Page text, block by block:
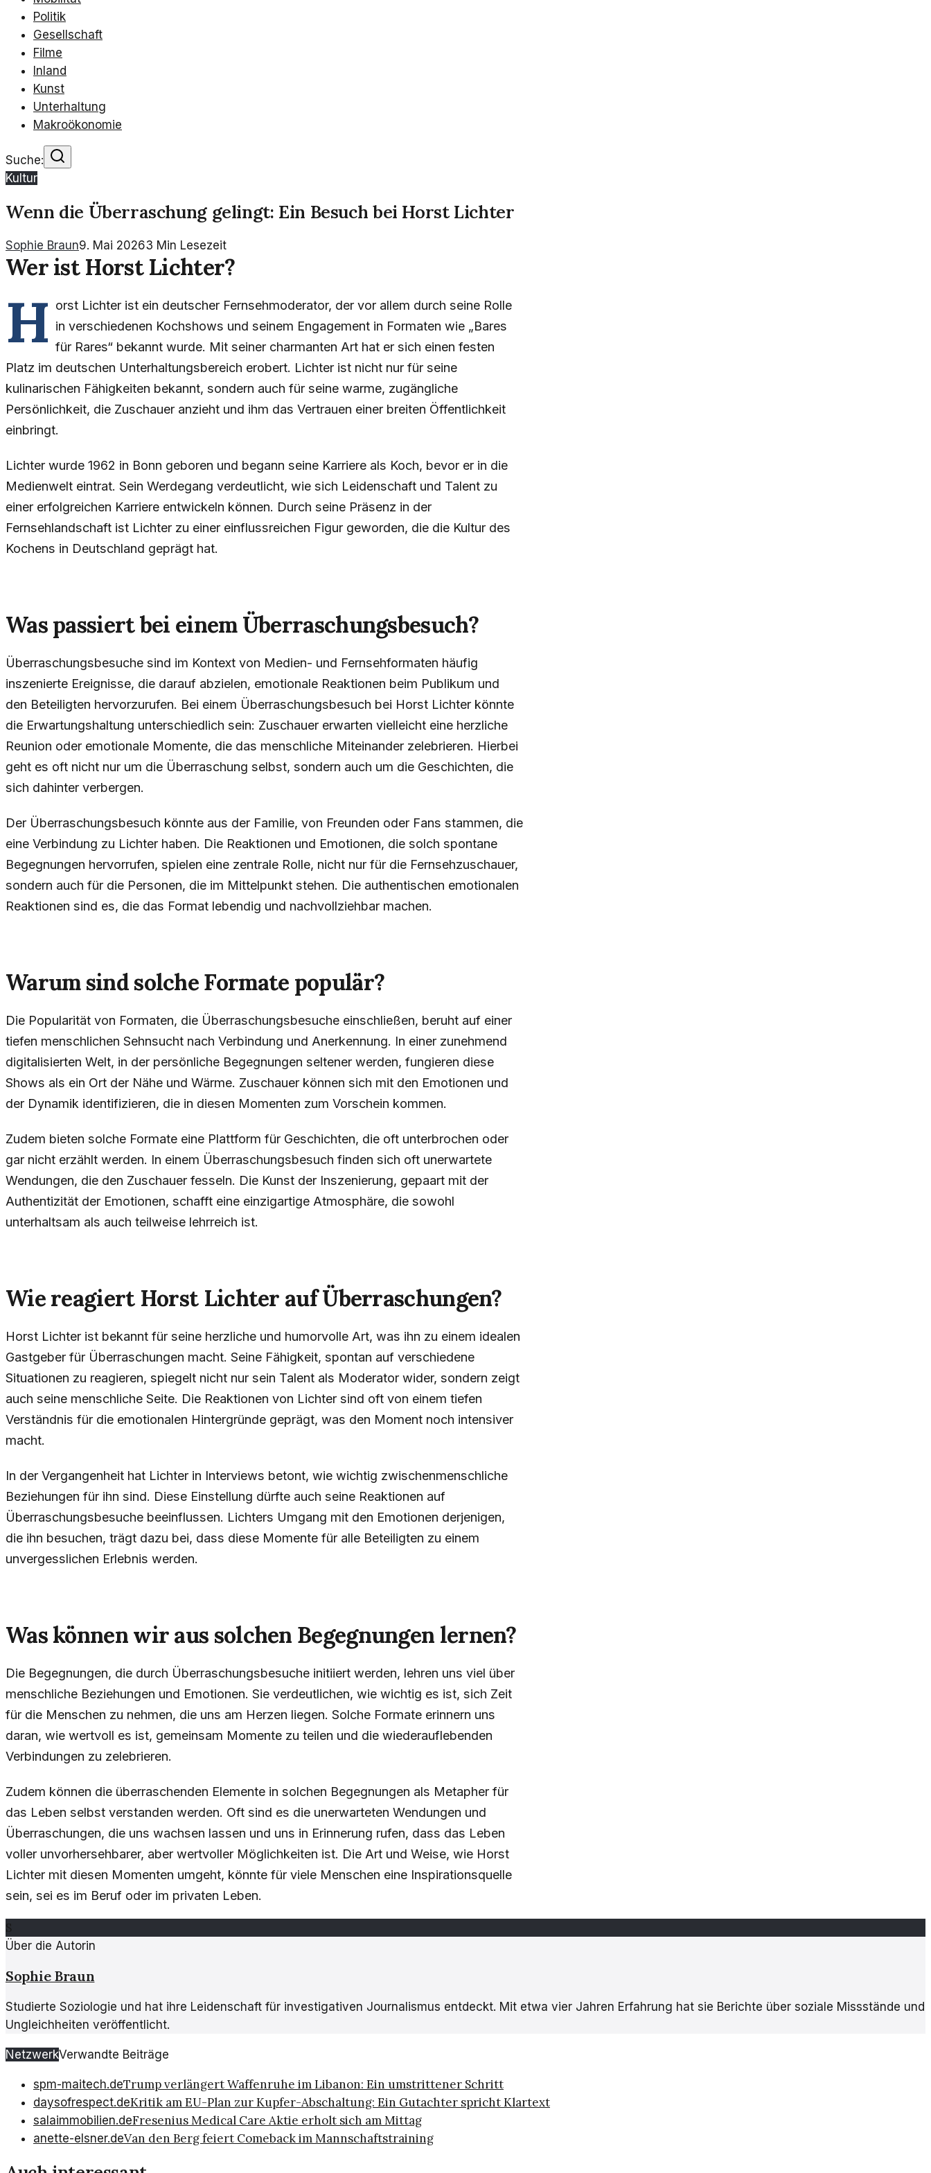
Politik
Gesellschaft
Filme
Inland
Kunst
Unterhaltung
Makroökonomie
Suche:
Kultur
Wenn die Überraschung gelingt: Ein Besuch bei Horst Lichter
Sophie Braun9. Mai 20263 Min Lesezeit
Wer ist Horst Lichter?
H orst Lichter ist ein deutscher Fernsehmoderator, der vor allem durch seine Rolle
in verschiedenen Kochshows und seinem Engagement in Formaten wie „Bares
für Rares“ bekannt wurde. Mit seiner charmanten Art hat er sich einen festen
Platz im deutschen Unterhaltungsbereich erobert. Lichter ist nicht nur für seine
kulinarischen Fähigkeiten bekannt, sondern auch für seine warme, zugängliche
Persönlichkeit, die Zuschauer anzieht und ihm das Vertrauen einer breiten Öffentlichkeit
einbringt.
Lichter wurde 1962 in Bonn geboren und begann seine Karriere als Koch, bevor er in die
Medienwelt eintrat. Sein Werdegang verdeutlicht, wie sich Leidenschaft und Talent zu
einer erfolgreichen Karriere entwickeln können. Durch seine Präsenz in der
Fernsehlandschaft ist Lichter zu einer einflussreichen Figur geworden, die die Kultur des
Kochens in Deutschland geprägt hat.
Was passiert bei einem Überraschungsbesuch?
Überraschungsbesuche sind im Kontext von Medien- und Fernsehformaten häufig
inszenierte Ereignisse, die darauf abzielen, emotionale Reaktionen beim Publikum und
den Beteiligten hervorzurufen. Bei einem Überraschungsbesuch bei Horst Lichter könnte
die Erwartungshaltung unterschiedlich sein: Zuschauer erwarten vielleicht eine herzliche
Reunion oder emotionale Momente, die das menschliche Miteinander zelebrieren. Hierbei
geht es oft nicht nur um die Überraschung selbst, sondern auch um die Geschichten, die
sich dahinter verbergen.
Der Überraschungsbesuch könnte aus der Familie, von Freunden oder Fans stammen, die
eine Verbindung zu Lichter haben. Die Reaktionen und Emotionen, die solch spontane
Begegnungen hervorrufen, spielen eine zentrale Rolle, nicht nur für die Fernsehzuschauer,
sondern auch für die Personen, die im Mittelpunkt stehen. Die authentischen emotionalen
Reaktionen sind es, die das Format lebendig und nachvollziehbar machen.
Warum sind solche Formate populär?
Die Popularität von Formaten, die Überraschungsbesuche einschließen, beruht auf einer
tiefen menschlichen Sehnsucht nach Verbindung und Anerkennung. In einer zunehmend
digitalisierten Welt, in der persönliche Begegnungen seltener werden, fungieren diese
Shows als ein Ort der Nähe und Wärme. Zuschauer können sich mit den Emotionen und
der Dynamik identifizieren, die in diesen Momenten zum Vorschein kommen.
Zudem bieten solche Formate eine Plattform für Geschichten, die oft unterbrochen oder
gar nicht erzählt werden. In einem Überraschungsbesuch finden sich oft unerwartete
Wendungen, die den Zuschauer fesseln. Die Kunst der Inszenierung, gepaart mit der
Authentizität der Emotionen, schafft eine einzigartige Atmosphäre, die sowohl
unterhaltsam als auch teilweise lehrreich ist.
Wie reagiert Horst Lichter auf Überraschungen?
Horst Lichter ist bekannt für seine herzliche und humorvolle Art, was ihn zu einem idealen
Gastgeber für Überraschungen macht. Seine Fähigkeit, spontan auf verschiedene
Situationen zu reagieren, spiegelt nicht nur sein Talent als Moderator wider, sondern zeigt
auch seine menschliche Seite. Die Reaktionen von Lichter sind oft von einem tiefen
Verständnis für die emotionalen Hintergründe geprägt, was den Moment noch intensiver
macht.
In der Vergangenheit hat Lichter in Interviews betont, wie wichtig zwischenmenschliche
Beziehungen für ihn sind. Diese Einstellung dürfte auch seine Reaktionen auf
Überraschungsbesuche beeinflussen. Lichters Umgang mit den Emotionen derjenigen,
die ihn besuchen, trägt dazu bei, dass diese Momente für alle Beteiligten zu einem
unvergesslichen Erlebnis werden.
Was können wir aus solchen Begegnungen lernen?
Die Begegnungen, die durch Überraschungsbesuche initiiert werden, lehren uns viel über
menschliche Beziehungen und Emotionen. Sie verdeutlichen, wie wichtig es ist, sich Zeit
für die Menschen zu nehmen, die uns am Herzen liegen. Solche Formate erinnern uns
daran, wie wertvoll es ist, gemeinsam Momente zu teilen und die wiederauflebenden
Verbindungen zu zelebrieren.
Zudem können die überraschenden Elemente in solchen Begegnungen als Metapher für
das Leben selbst verstanden werden. Oft sind es die unerwarteten Wendungen und
Überraschungen, die uns wachsen lassen und uns in Erinnerung rufen, dass das Leben
voller unvorhersehbarer, aber wertvoller Möglichkeiten ist. Die Art und Weise, wie Horst
Lichter mit diesen Momenten umgeht, könnte für viele Menschen eine Inspirationsquelle
sein, sei es im Beruf oder im privaten Leben.
S
Über die Autorin
Sophie Braun
Studierte Soziologie und hat ihre Leidenschaft für investigativen Journalismus entdeckt. Mit etwa vier Jahren Erfahrung hat sie Berichte über soziale Missstände und
Ungleichheiten veröffentlicht.
NetzwerkVerwandte Beiträge
spm-maitech.deTrump verlängert Waffenruhe im Libanon: Ein umstrittener Schritt
daysofrespect.deKritik am EU-Plan zur Kupfer-Abschaltung: Ein Gutachter spricht Klartext
salaimmobilien.deFresenius Medical Care Aktie erholt sich am Mittag
anette-elsner.deVan den Berg feiert Comeback im Mannschaftstraining